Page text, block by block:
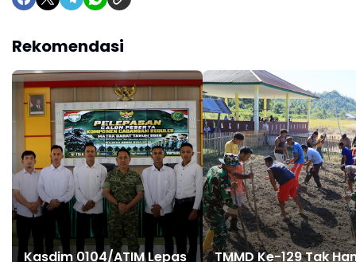
Rekomendasi
Kasdim 0104/ATIM Lepas
TMMD Ke-129 Tak